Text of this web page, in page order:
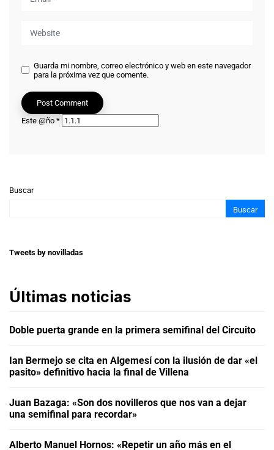
Guarda mi nombre, correo electrónico y web en este navegador
para la próxima vez que comente.
Este @ño *
Buscar
Buscar
Tweets by novilladas
Últimas noticias
Doble puerta grande en la primera semifinal del Circuito
Ian Bermejo se cita en Algemesí con la ilusión de dar «el
pasito» definitivo hacia la final de Villena
Juan Bazaga: «Son dos novilleros que nos van a dejar
una semifinal para recordar»
Alberto Manuel Hornos: «Repetir un año más en el